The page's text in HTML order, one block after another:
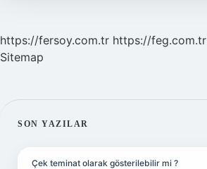
https://fersoy.com.tr https://feg.com.tr
Sitemap
SIDEBAR
SON YAZILAR
Çek teminat olarak gösterilebilir mi ?